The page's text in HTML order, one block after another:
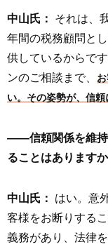
中山氏：
それは、
年間の税務顧問と
供しているからで
ンのご相談まで、
い。その姿勢が、信
――信頼関係を維持
ることはあります
中山氏：
はい。意
客様をお断りする
義務があり、法律